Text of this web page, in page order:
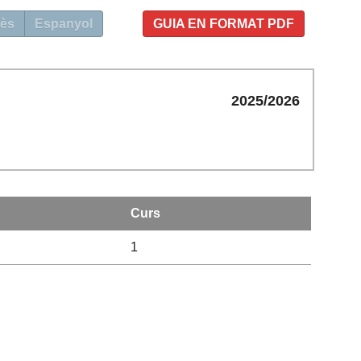
GUIA EN FORMAT PDF
Espanyol
2025/2026
Curs
1